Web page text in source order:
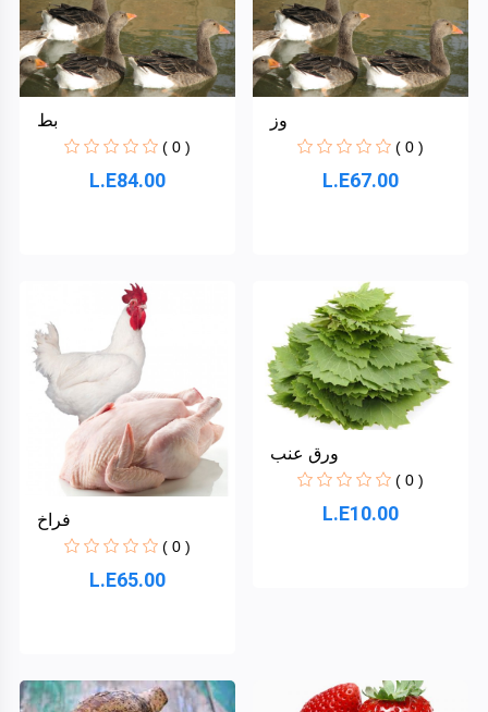
بط
( 0 )
L.E84.00
وز
( 0 )
L.E67.00
فراخ
( 0 )
L.E65.00
ورق عنب
( 0 )
L.E10.00